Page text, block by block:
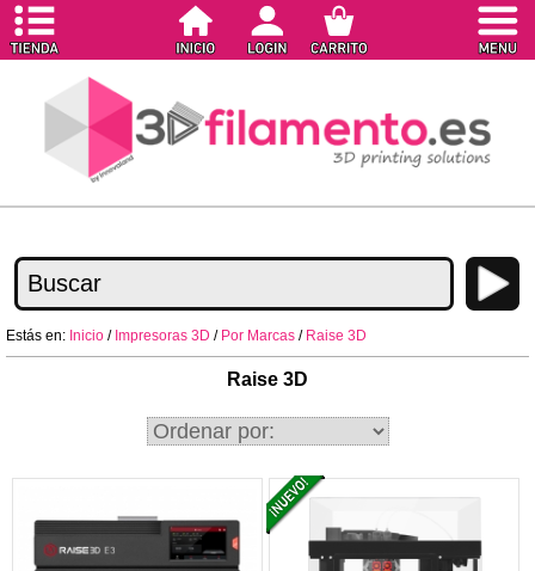
Estás en: Inicio / Impresoras 3D / Por Marcas / Raise 3D
Raise 3D